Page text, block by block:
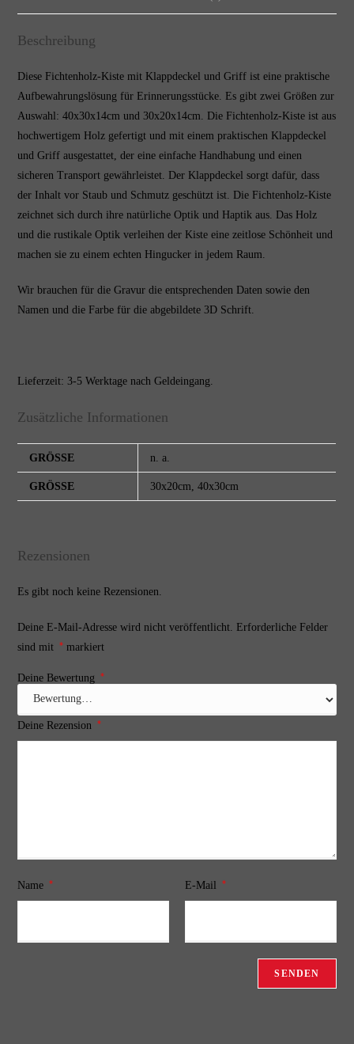
Beschreibung
Diese Fichtenholz-Kiste mit Klappdeckel und Griff ist eine praktische
Aufbewahrungslösung für Erinnerungsstücke. Es gibt zwei Größen zur
Auswahl: 40x30x14cm und 30x20x14cm. Die Fichtenholz-Kiste ist aus
hochwertigem Holz gefertigt und mit einem praktischen Klappdeckel
und Griff ausgestattet, der eine einfache Handhabung und einen
sicheren Transport gewährleistet. Der Klappdeckel sorgt dafür, dass
der Inhalt vor Staub und Schmutz geschützt ist. Die Fichtenholz-Kiste
zeichnet sich durch ihre natürliche Optik und Haptik aus. Das Holz
und die rustikale Optik verleihen der Kiste eine zeitlose Schönheit und
machen sie zu einem echten Hingucker in jedem Raum.
Wir brauchen für die Gravur die entsprechenden Daten sowie den
Namen und die Farbe für die abgebildete 3D Schrift.
Lieferzeit: 3-5 Werktage nach Geldeingang.
Zusätzliche Informationen
GRÖSSE n. a.
GRÖSSE 30x20cm, 40x30cm
Rezensionen
Es gibt noch keine Rezensionen.
Deine E-Mail-Adresse wird nicht veröffentlicht. Erforderliche Felder
sind mit
* markiert
Deine Bewertung *
Deine Rezension *
Name * E-Mail *